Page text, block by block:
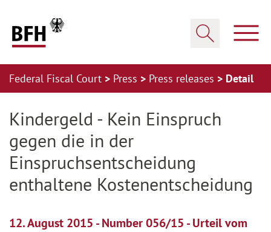
Federal Fiscal Court Press Press releases Detail
Kindergeld - Kein Einspruch
gegen die in der
Einspruchsentscheidung
enthaltene Kostenentscheidung
12. August 2015 - Number 056/15 - Urteil vom